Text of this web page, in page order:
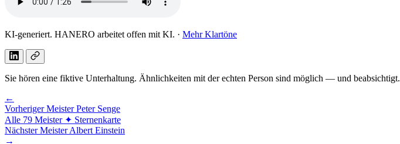
KI-generiert. HANERO arbeitet offen mit KI. · Mehr Klartöne
Sie hören eine fiktive Unterhaltung. Ähnlichkeiten mit der echten Person sind möglich — und beabsichtigt.
←
Vorheriger Meister Peter Senge
Alle 79 Meister ✦ Sternenkarte
Nächster Meister Albert Einstein
→